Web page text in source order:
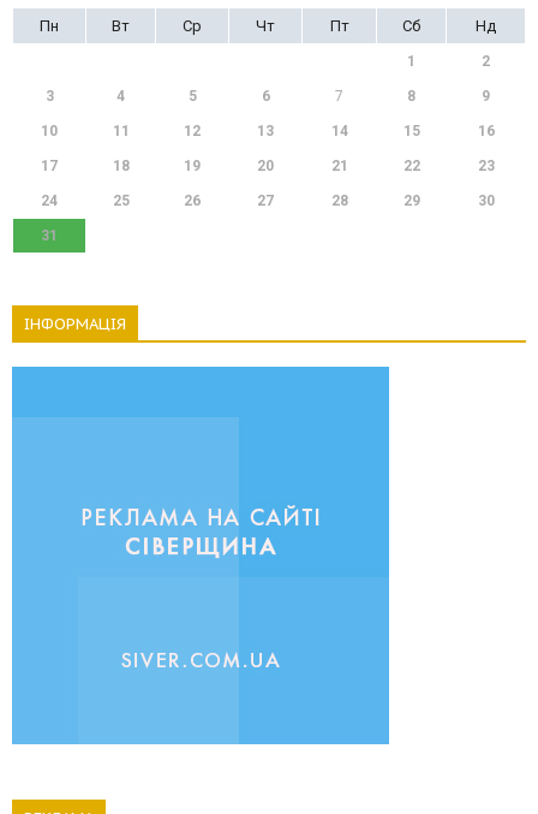
Пн
Вт Ср Чт Пт Сб Нд
1 2
3 4 5 6 7 8 9
10 11 12 13 14 15 16
17 18 19 20 21 22 23
24 25 26 27 28 29 30
31
ІНФОРМАЦІЯ